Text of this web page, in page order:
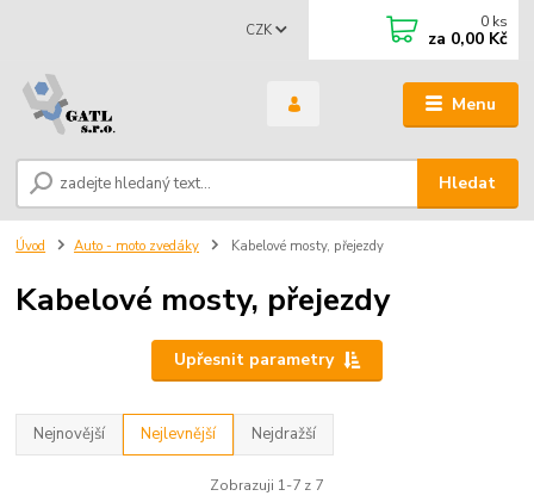
Menu
CZK
Hledat
0 ks
za 0,00 Kč
Úvod Auto - moto zvedáky Kabelové mosty, přejezdy
Kabelové mosty, přejezdy
Upřesnit parametry
Nejnovější Nejlevnější Nejdražší
Zobrazuji 1-7 z 7